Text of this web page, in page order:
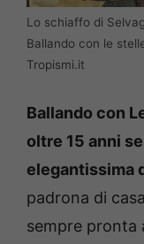
Lo schiaffo di
Ballando con le
Tropismi.it
Ballando con
oltre 15 anni
elegantissima
padrona di
sempre pronta